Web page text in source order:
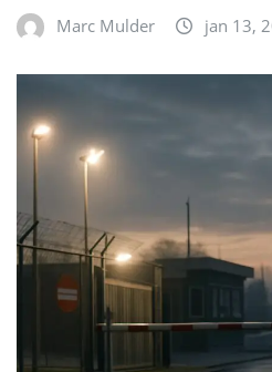
Marc Mulder jan 13,